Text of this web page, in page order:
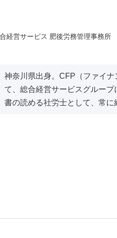
経営サービス 肥後労務管理事務所
神奈川県出身。CFP（ファイ
て、総合経営サービスグルー
書の読める社労士として、常に